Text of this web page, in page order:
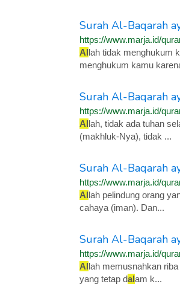
Surah Al-Baqarah
https://www.marja.id/
Allah tidak menghukum
menghukum kamu
Surah Al-Baqarah
https://www.marja.id/
Allah, tidak ada tuhan
(makhluk-Nya), tidak ...
Surah Al-Baqarah
https://www.marja.id/
Allah pelindung orang
cahaya (iman). Dan...
Surah Al-Baqarah
https://www.marja.id/
Allah memusnahkan
yang tetap dalam k...